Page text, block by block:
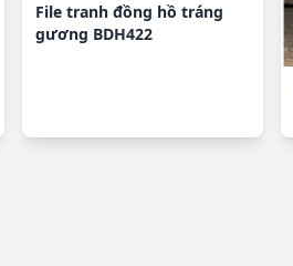
File tranh đồng hồ tráng
gương BDH422